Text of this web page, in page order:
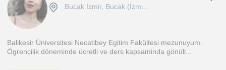
Bucak İzmir, Bucak (İzmi...
Balikesir Üniversitesi Necatibey Egitim Fakültesi mezunuyum.
Ögrencilik döneminde ücretli ve ders kapsaminda gönüll...